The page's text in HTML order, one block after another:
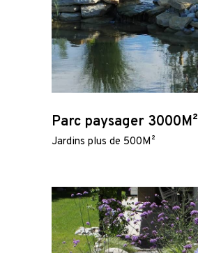
Parc paysager 3000M²
Jardins plus de 500M²